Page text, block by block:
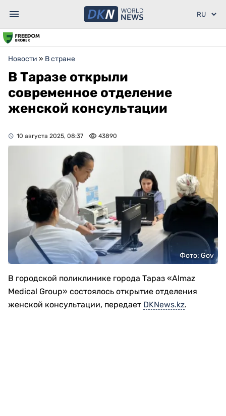
Новости » В стране
В Таразе открыли
современное отделение
женской консультации
10 августа 2025, 08:37 43890
Фото: Gov
В городской поликлинике города Тараз «Almaz
Medical Group» состоялось открытие отделения
женской консультации, передает DKNews.kz.